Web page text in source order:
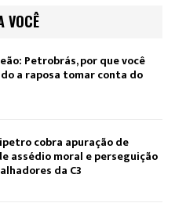
VOCÊ
Petrobrás, por que você
a raposa tomar conta do
cobra apuração de
assédio moral e perseguição
da C3